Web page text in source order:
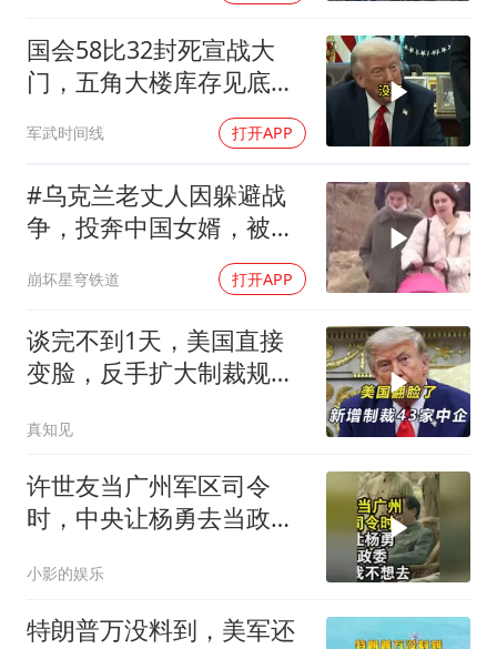
国会58比32封死宣战大
门，五角大楼库存见底，
特朗普叫停打伊朗那晚发
生了什么
军武时间线 打开APP
#乌克兰老丈人因躲避战
争，投奔中国女婿，被眼
崩坏星穹铁道 打开APP
谈完不到1天，美国直接
变脸，反手扩大制裁规
真知见
许世友当广州军区司令
时，中央让杨勇去当政
小影的娱乐
特朗普万没料到，美军还